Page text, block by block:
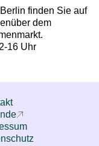
finden Sie auf
dem
16 Uhr